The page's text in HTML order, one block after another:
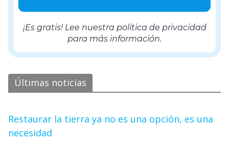
¡Es gratis! Lee nuestra política de privacidad
para más información.
Últimas noticias
Restaurar la tierra ya no es una opción, es una
necesidad